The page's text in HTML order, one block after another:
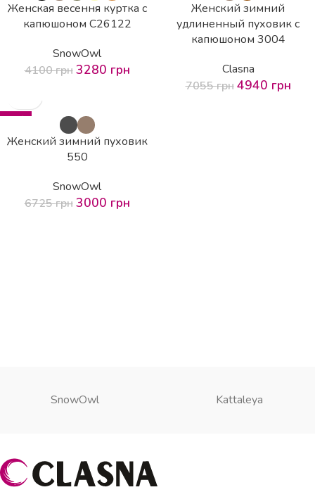
Женская весення куртка с
капюшоном С26122
SnowOwl
4100грн 3280 грн
Женский зимний
удлиненный пуховик с
капюшоном 3004
Clasna
7055грн 4940 грн
-55%
Женский зимний пуховик
550
SnowOwl
6725грн 3000 грн
SnowOwl Kattaleya